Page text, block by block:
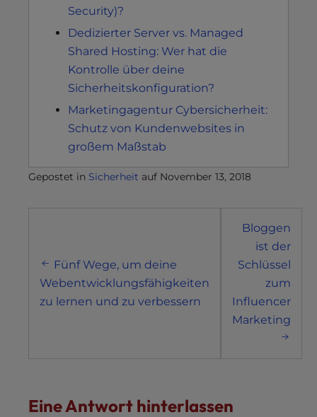
Security)?
Dedizierter Server vs. Managed
Shared Hosting: Wer hat die
Kontrolle über deine
Sicherheitskonfiguration?
Marketingagentur Cybersicherheit:
Schutz von Kundenwebsites in
großem Maßstab
Gepostet in Sicherheit auf November 13, 2018
Fünf Wege, um deine
Webentwicklungsfähigkeiten
zu lernen und zu verbessern
Bloggen
ist der
Schlüssel
zum
Influencer
Marketing
Eine Antwort hinterlassen